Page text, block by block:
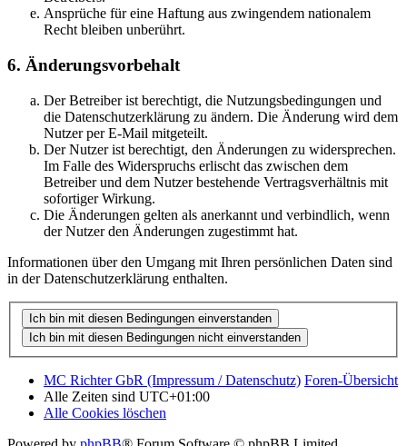
Ansprüche für eine Haftung aus zwingendem nationalem
Recht bleiben unberührt.
6. Änderungsvorbehalt
Der Betreiber ist berechtigt, die Nutzungsbedingungen und
die Datenschutzerklärung zu ändern. Die Änderung wird dem
Nutzer per E-Mail mitgeteilt.
Der Nutzer ist berechtigt, den Änderungen zu widersprechen.
Im Falle des Widerspruchs erlischt das zwischen dem
Betreiber und dem Nutzer bestehende Vertragsverhältnis mit
sofortiger Wirkung.
Die Änderungen gelten als anerkannt und verbindlich, wenn
der Nutzer den Änderungen zugestimmt hat.
Informationen über den Umgang mit Ihren persönlichen Daten sind
in der Datenschutzerklärung enthalten.
MC Richter GbR (Impressum / Datenschutz) Foren-Übersicht
Alle Zeiten sind UTC+01:00
Alle Cookies löschen